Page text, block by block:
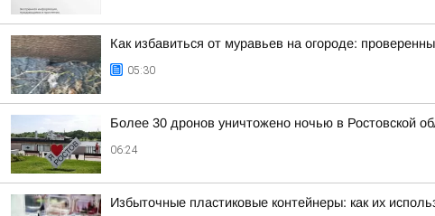
Как избавиться от муравьев на огороде:
05:30
Более 30 дронов уничтожено ночью в Ростовской
06:24
Избыточные пластиковые контейнеры: как их